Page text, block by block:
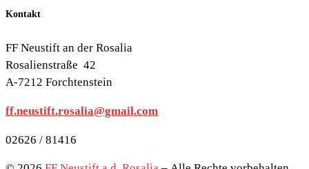
Kontakt
FF Neustift an der Rosalia
Rosalienstraße 42
A-7212 Forchtenstein
ff.neustift.rosalia@gmail.com
02626 / 81416